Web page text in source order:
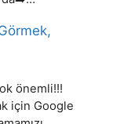
önemli!!!
için Google